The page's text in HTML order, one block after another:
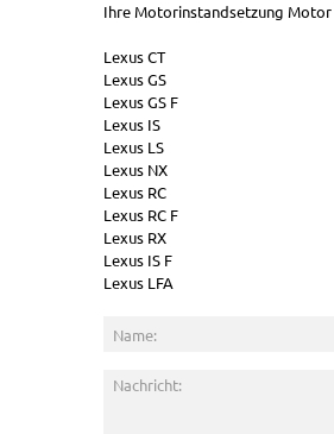
Ihre Motorinstandsetzung
Lexus CT
Lexus GS
Lexus GS F
Lexus IS
Lexus LS
Lexus NX
Lexus RC
Lexus RC F
Lexus RX
Lexus IS F
Lexus LFA